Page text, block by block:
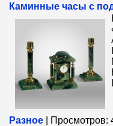
Каминные часы с
Разное Просмотров: